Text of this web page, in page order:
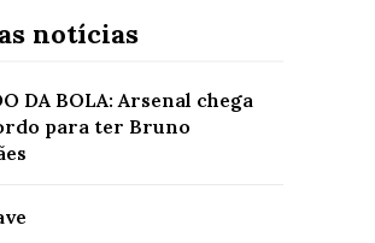
notícias
DA BOLA: Arsenal chega
para ter Bruno